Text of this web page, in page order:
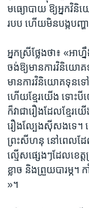
មធ្យោ​បាយ​ ឱ្យអ្នក​វិ
របប​ ហើយ​មិន​បង្ក​បញ្ហ
អ្នកស្រី​ថ្លែង​ថា៖ «​អា
ចង់​ឱ្យ​មាន​ការ​វិនិយោ
មាន​ការ​វិនិយោគ​ទុន​
ហើយ​ខ្មែរ​យើង​ ទោះ​
ក៏វា​ជារឿង​ដែល​ខ្មែរ​
រឿង​ល្បែង​ស៊ី​សង​ទេ។
ព្រះសីហនុ​ នៅពេល​ដែ
ល្មើស​ផ្សេង​ៗ​ដែល​ខេត្
ខ្លាច និងព្រួយ​បារម្ភ​។
»។ ​